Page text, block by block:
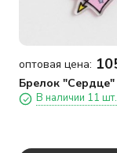
оптовая цена:
Брелок "Сердце"
В наличии 11 шт.